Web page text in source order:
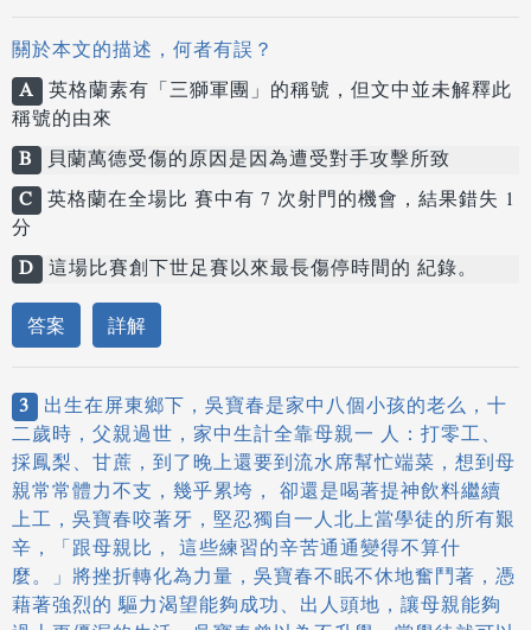
關於本文的描述，何者有誤？
A 英格蘭素有「三獅軍團」的稱號，但文中並未解釋此
稱號的由來
B 貝蘭萬德受傷的原因是因為遭受對手攻擊所致
C 英格蘭在全場比 賽中有 7 次射門的機會，結果錯失 1
分
D 這場比賽創下世足賽以來最長傷停時間的 紀錄。
答案 詳解
3 出生在屏東鄉下，吳寶春是家中八個小孩的老么，十
二歲時，父親過世，家中生計全靠母親一 人：打零工、
採鳳梨、甘蔗，到了晚上還要到流水席幫忙端菜，想到母
親常常體力不支，幾乎累垮， 卻還是喝著提神飲料繼續
上工，吳寶春咬著牙，堅忍獨自一人北上當學徒的所有艱
辛，「跟母親比， 這些練習的辛苦通通變得不算什
麼。」將挫折轉化為力量，吳寶春不眠不休地奮鬥著，憑
藉著強烈的 驅力渴望能夠成功、出人頭地，讓母親能夠